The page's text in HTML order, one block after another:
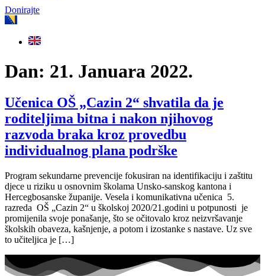
Donirajte
Dan: 21. Januara 2022.
Učenica OŠ „Cazin 2“ shvatila da je
roditeljima bitna i nakon njihovog
razvoda braka kroz provedbu
individualnog plana podrške
Program sekundarne prevencije fokusiran na identifikaciju i zaštitu
djece u riziku u osnovnim školama Unsko-sanskog kantona i
Hercegbosanske županije. Vesela i komunikativna učenica 5.
razreda OŠ „Cazin 2“ u školskoj 2020/21.godini u potpunosti je
promijenila svoje ponašanje, što se očitovalo kroz neizvršavanje
školskih obaveza, kašnjenje, a potom i izostanke s nastave. Uz sve
to učiteljica je […]